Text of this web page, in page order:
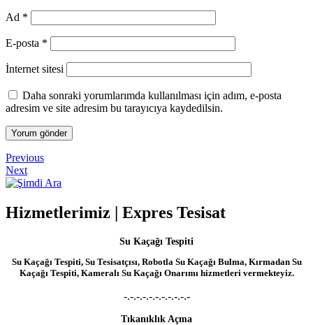
Ad *
E-posta *
İnternet sitesi
Daha sonraki yorumlarımda kullanılması için adım, e-posta
adresim ve site adresim bu tarayıcıya kaydedilsin.
Yazı
gezinmesi
Previous
Post
Previous
Next
Post
Next
Hizmetlerimiz | Expres Tesisat
Su Kaçağı Tespiti
Su Kaçağı Tespiti, Su Tesisatçısı, Robotla Su Kaçağı Bulma, Kırmadan Su
Kaçağı Tespiti, Kameralı Su Kaçağı Onarımı hizmetleri vermekteyiz.
-.-.-.-.-.-.-.-.-.-.-
Tıkanıklık Açma